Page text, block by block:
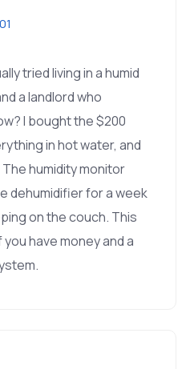
tried living in a humid
a landlord who
I bought the $200
in hot water, and
humidity monitor
dehumidifier for a week
on the couch. This
have money and a